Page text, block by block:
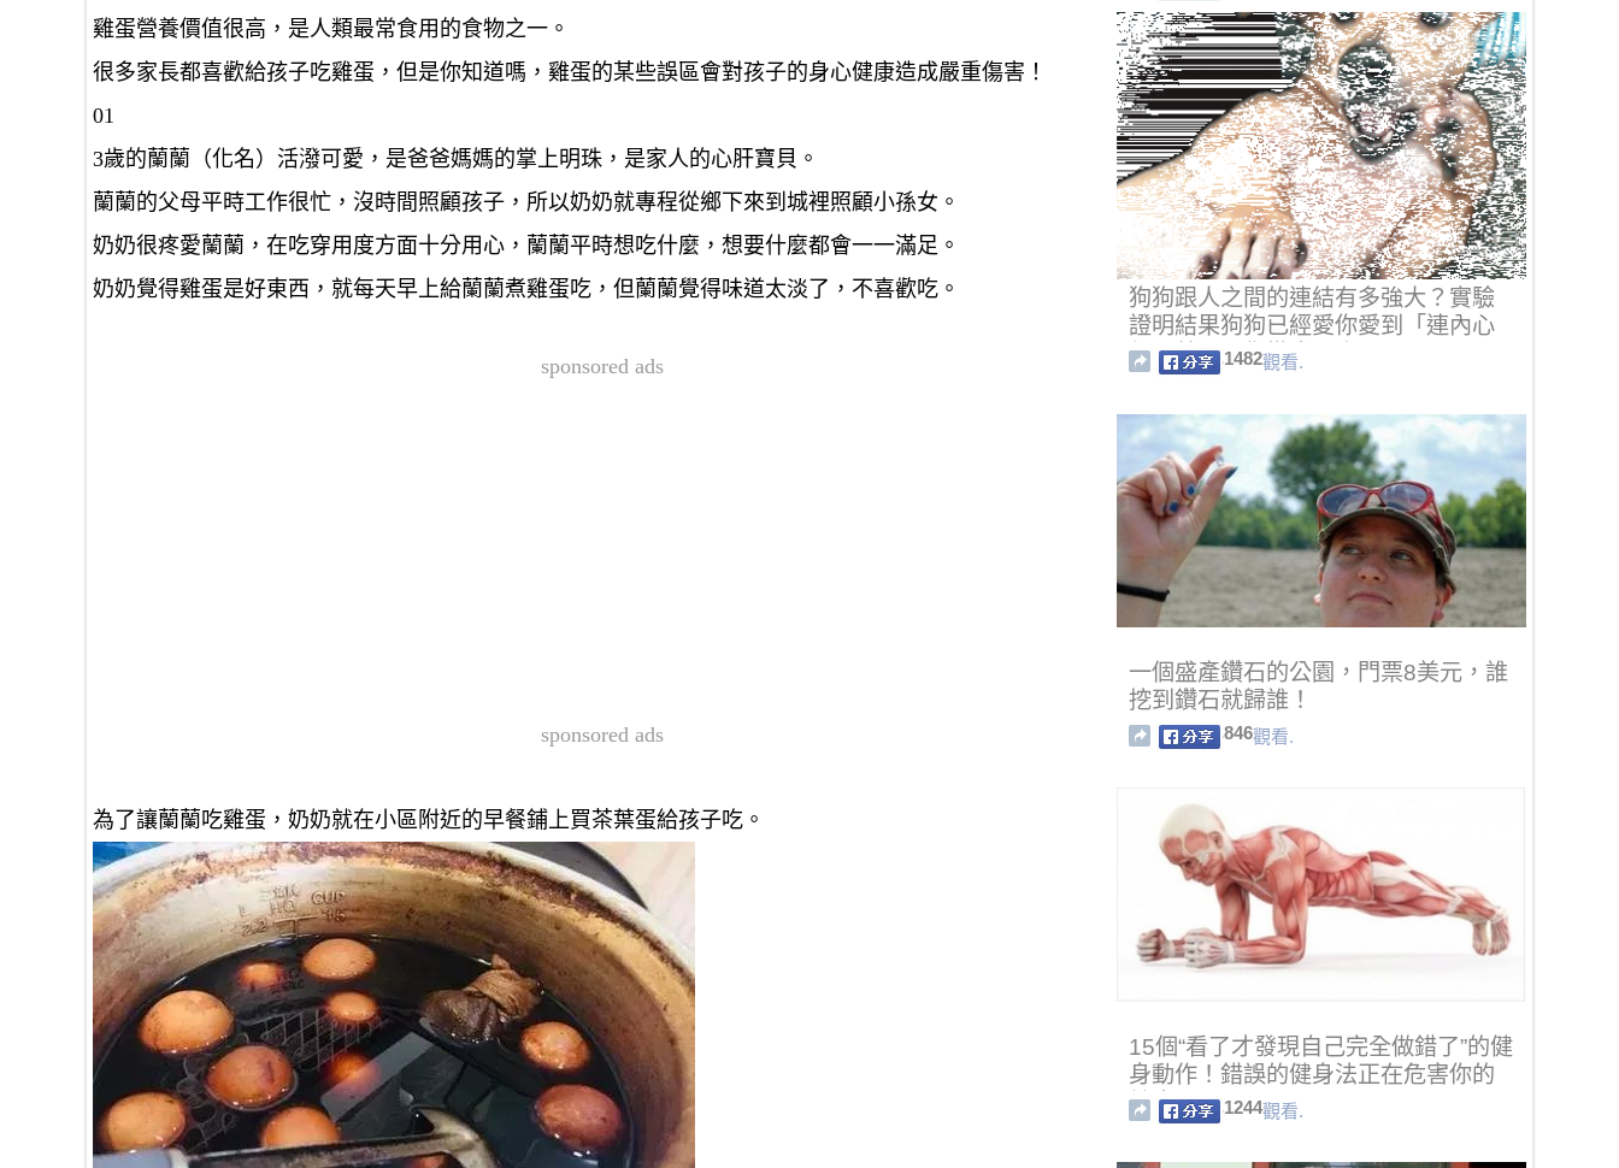
雞蛋營養價值很高，是人類最常食用的食物之一。
很多家長都喜歡給孩子吃雞蛋，但是你知道嗎， 雞蛋的某些誤區會對孩子的身心健康造成嚴重傷害！
01
3歲的蘭蘭（化名）活潑可愛，是爸爸媽媽的掌上明珠，是家人的心肝寶貝。
蘭蘭的父母平時工作很忙，沒時間照顧孩子，所以奶奶就專程從鄉下來到城裡照顧小孫女。
奶奶很疼愛蘭蘭，在吃穿用度方面十分用心，蘭蘭平時想吃什麼，想要什麼都會一一滿足。
奶奶覺得雞蛋是好東西，就每天早上給蘭蘭煮雞蛋吃，但蘭蘭覺得味道太淡了，不喜歡吃。
sponsored ads
sponsored ads
為了讓蘭蘭吃雞蛋，奶奶就在小區附近的早餐鋪上買茶葉蛋給孩子吃。
狗狗跟人之間的連結有多強大？實驗
證明結果狗狗已經愛你愛到「連內心
都開藍牙跟你徹底同步了」！
1482觀看.
一個盛產鑽石的公園，門票8美元，誰
挖到鑽石就歸誰！
846觀看.
15個“看了才發現自己完全做錯了”的健
身動作！錯誤的健身法正在危害你的
健康...
1244觀看.